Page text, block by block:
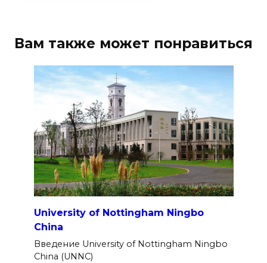
Вам также может понравиться
University of Nottingham Ningbo
China
Введение University of Nottingham Ningbo
China (UNNC)